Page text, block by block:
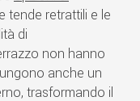
tende retrattili e le
di
non hanno
anche un
trasformando il